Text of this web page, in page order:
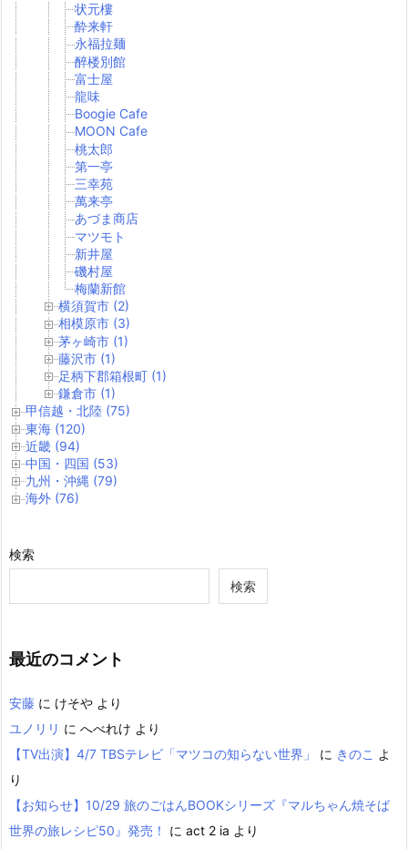
状元樓
酔来軒
永福拉麺
醉楼別館
富士屋
龍味
Boogie Cafe
MOON Cafe
桃太郎
第一亭
三幸苑
萬来亭
あづま商店
マツモト
新井屋
磯村屋
梅蘭新館
横須賀市 (2)
相模原市 (3)
茅ヶ崎市 (1)
藤沢市 (1)
足柄下郡箱根町 (1)
鎌倉市 (1)
甲信越・北陸 (75)
東海 (120)
近畿 (94)
中国・四国 (53)
九州・沖縄 (79)
海外 (76)
検索
検索
最近のコメント
安藤 に けそや より
ユノリリ に へべれけ より
【TV出演】4/7 TBSテレビ「マツコの知らない世界」
に きのこ よ
り
【お知らせ】10/29 旅のごはんBOOKシリーズ『マルちゃん焼そば
世界の旅レシピ50』発売！
に act 2 ia より